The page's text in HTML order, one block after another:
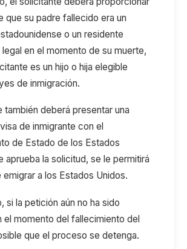
que su padre fallecido era un
o un residente
en el momento de su muerte,
es un hijo o hija elegible
de inmigración.
también deberá presentar una
de inmigrante con el
de Estado de los Estados
aprueba la solicitud, se le permitirá
emigrar a los Estados Unidos.
si la petición aún no ha sido
el momento del fallecimiento del
que el proceso se detenga.